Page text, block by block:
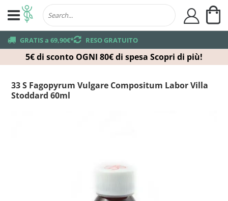
5€ di sconto OGNI 80€ di spesa Scopri di più!
truck GRATIS a 69,90€*returns RESO GRATUITO
user
33 S Fagopyrum Vulgare Compositum Labor Villa
Stoddard 60ml